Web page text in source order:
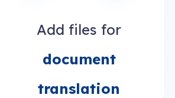
Add files for
document
translation